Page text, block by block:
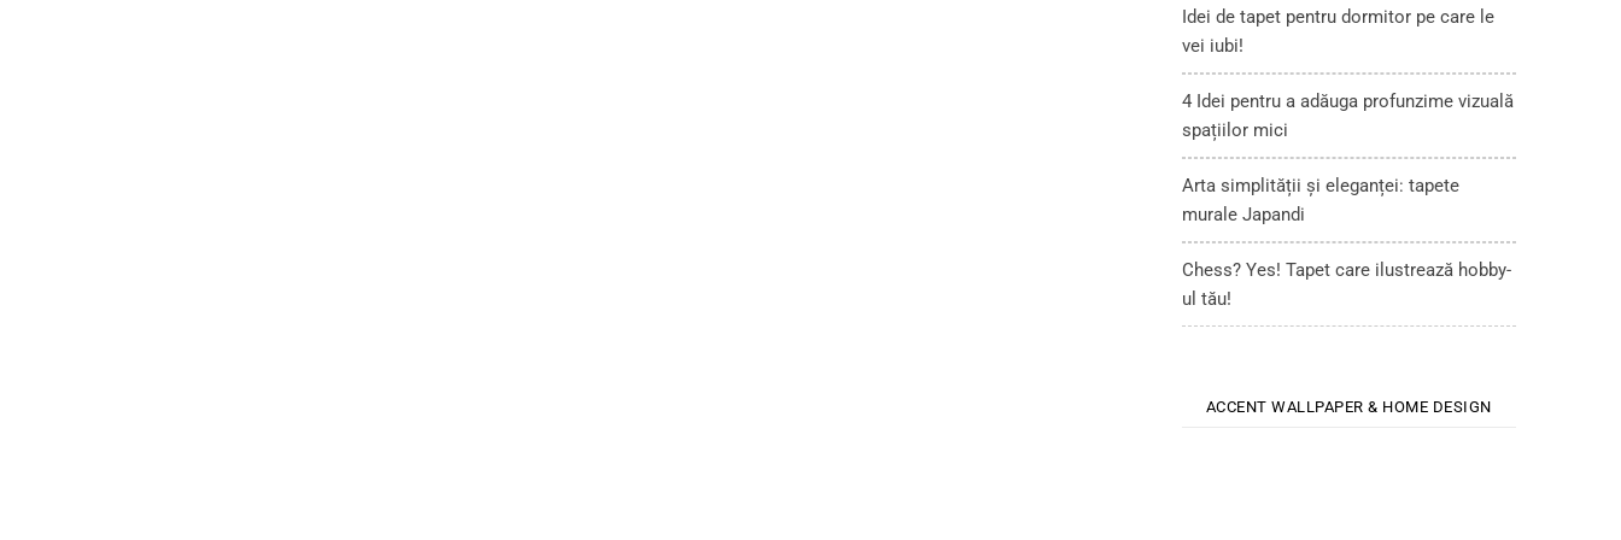
Idei de tapet pentru dormitor pe care le
vei iubi!
4 Idei pentru a adăuga profunzime vizuală
spațiilor mici
Arta simplității și eleganței: tapete
murale Japandi
Chess? Yes! Tapet care ilustrează hobby-
ul tău!
ACCENT WALLPAPER & HOME DESIGN